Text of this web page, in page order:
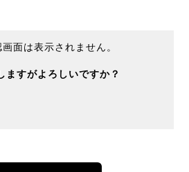
面は表示されません。
ますがよろしいですか？